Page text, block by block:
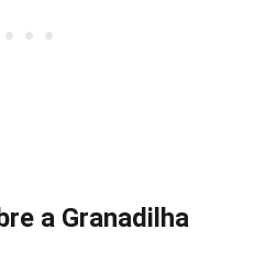
a Granadilha